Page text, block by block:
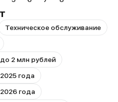
Техническое обслуживание
2 млн рублей
года
года